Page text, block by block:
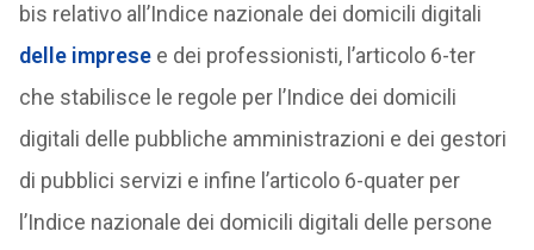
bis relativo all’Indice nazionale dei domicili digitali
delle impresee dei professionisti, l’articolo 6-ter
che stabilisce le regole per l’Indice dei domicili
digitali delle pubbliche amministrazioni e dei gestori
di pubblici servizi e infine l’articolo 6-quater per
l’Indice nazionale dei domicili digitali delle persone